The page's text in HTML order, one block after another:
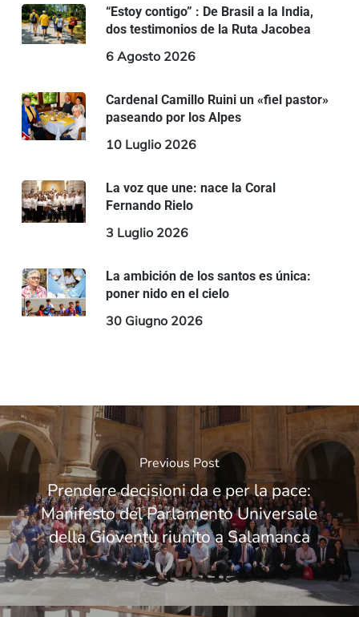
“Estoy contigo” : De Brasil a la India,
dos testimonios de la Ruta Jacobea
6 Agosto 2026
Cardenal Camillo Ruini un «fiel pastor»
paseando por los Alpes
10 Luglio 2026
La voz que une: nace la Coral
Fernando Rielo
3 Luglio 2026
La ambición de los santos es única:
poner nido en el cielo
30 Giugno 2026
Previous Post
Prendere decisioni da e per la pace:
Manifesto del Parlamento Universale
della Gioventù riunito a Salamanca